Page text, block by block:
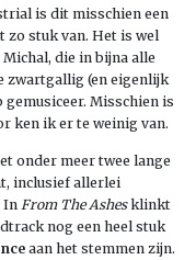
is dit misschien een
zo stuk van. Het is wel
die in bijna alle
zwartgallig (en eigenlijk
Misschien is
ken ik er te weinig van.
onder meer twee lange
inclusief allerlei
In From The Ashesklinkt
nog een heel stuk
aan het stemmen zijn.